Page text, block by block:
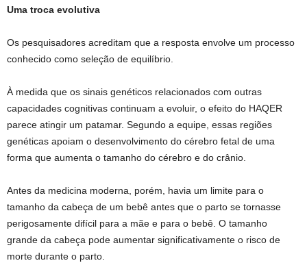
Uma troca evolutiva
Os pesquisadores acreditam que a resposta envolve um processo
conhecido como seleção de equilíbrio.
À medida que os sinais genéticos relacionados com outras
capacidades cognitivas continuam a evoluir, o efeito do HAQER
parece atingir um patamar. Segundo a equipe, essas regiões
genéticas apoiam o desenvolvimento do cérebro fetal de uma
forma que aumenta o tamanho do cérebro e do crânio.
Antes da medicina moderna, porém, havia um limite para o
tamanho da cabeça de um bebê antes que o parto se tornasse
perigosamente difícil para a mãe e para o bebê. O tamanho
grande da cabeça pode aumentar significativamente o risco de
morte durante o parto.